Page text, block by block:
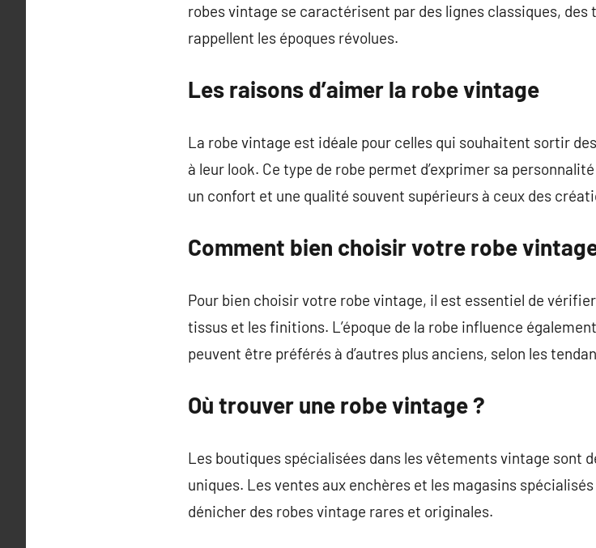
robes vintage se caractérisent par des lignes classiques,
rappellent les époques révolues.
Les raisons d’aimer la robe vintage
La robe vintage est idéale pour celles qui souhaitent sortir
à leur look. Ce type de robe permet d’exprimer sa
un confort et une qualité souvent supérieurs à ceux des
Comment bien choisir votre robe
Pour bien choisir votre robe vintage, il est essentiel de
tissus et les finitions. L’époque de la robe influence
peuvent être préférés à d’autres plus anciens, selon les
Où trouver une robe vintage ?
Les boutiques spécialisées dans les vêtements vintage sont
uniques. Les ventes aux enchères et les magasins
dénicher des robes vintage rares et originales.